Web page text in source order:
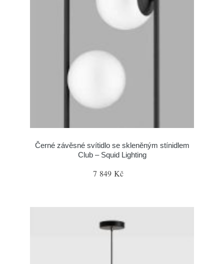
Černé závěsné svítidlo se skleněným stínidlem
Club – Squid Lighting
7 849 Kč